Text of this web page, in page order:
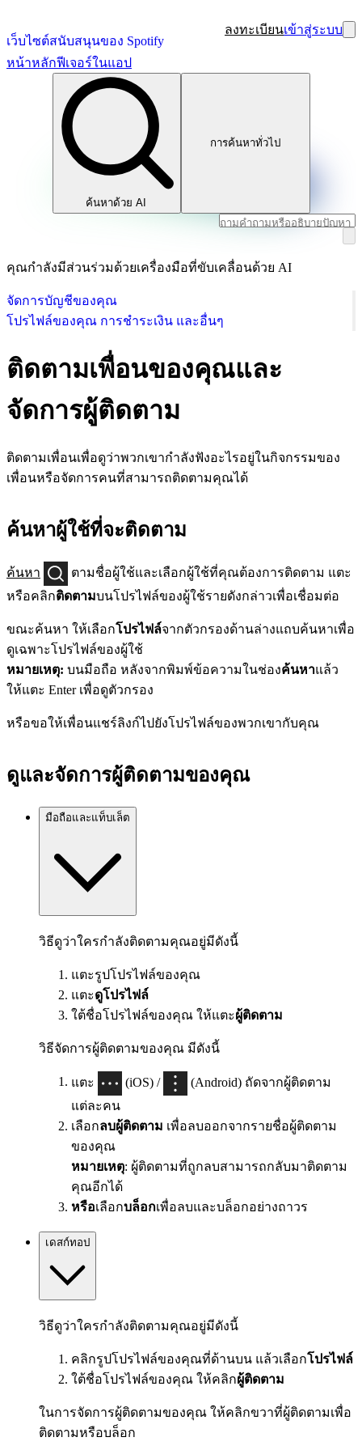
เว็บไซต์สนับสนุนของ Spotify
ลงทะเบียนเข้าสู่ระบบ
หน้าหลักฟีเจอร์ในแอป
ค้นหาด้วย AI
การค้นหาทั่วไป
คุณกำลังมีส่วนร่วมด้วยเครื่องมือที่ขับเคลื่อนด้วย AI
จัดการบัญชีของคุณ
โปรไฟล์ของคุณ การชำระเงิน และอื่นๆ
ติดตามเพื่อนของคุณและ
จัดการผู้ติดตาม
ติดตามเพื่อนเพื่อดูว่าพวกเขากำลังฟังอะไรอยู่ในกิจกรรมของ
เพื่อนหรือจัดการคนที่สามารถติดตามคุณได้
ค้นหาผู้ใช้ที่จะติดตาม
ค้นหา
ตามชื่อผู้ใช้และเลือกผู้ใช้ที่คุณต้องการติดตาม แตะ
หรือคลิกติดตามบนโปรไฟล์ของผู้ใช้รายดังกล่าวเพื่อเชื่อมต่อ
ขณะค้นหา ให้เลือกโปรไฟล์จากตัวกรองด้านล่างแถบค้นหาเพื่อ
ดูเฉพาะโปรไฟล์ของผู้ใช้
หมายเหตุ: บนมือถือ หลังจากพิมพ์ข้อความในช่องค้นหาแล้ว
ให้แตะ Enter เพื่อดูตัวกรอง
หรือขอให้เพื่อนแชร์ลิงก์ไปยังโปรไฟล์ของพวกเขากับคุณ
ดูและจัดการผู้ติดตามของคุณ
มือถือและแท็บเล็ต
วิธีดูว่าใครกำลังติดตามคุณอยู่มีดังนี้
แตะรูปโปรไฟล์ของคุณ
แตะดูโปรไฟล์
ใต้ชื่อโปรไฟล์ของคุณ ให้แตะผู้ติดตาม
วิธีจัดการผู้ติดตามของคุณ มีดังนี้
แตะ (iOS) /
(Android) ถัดจากผู้ติดตาม
แต่ละคน
เลือกลบผู้ติดตาม เพื่อลบออกจากรายชื่อผู้ติดตาม
ของคุณ
หมายเหตุ: ผู้ติดตามที่ถูกลบสามารถกลับมาติดตาม
คุณอีกได้
หรือเลือกบล็อกเพื่อลบและบล็อกอย่างถาวร
เดสก์ทอป
วิธีดูว่าใครกำลังติดตามคุณอยู่มีดังนี้
คลิกรูปโปรไฟล์ของคุณที่ด้านบน แล้วเลือกโปรไฟล์
ใต้ชื่อโปรไฟล์ของคุณ ให้คลิกผู้ติดตาม
ในการจัดการผู้ติดตามของคุณ ให้คลิกขวาที่ผู้ติดตามเพื่อ
ติดตามหรือบล็อก